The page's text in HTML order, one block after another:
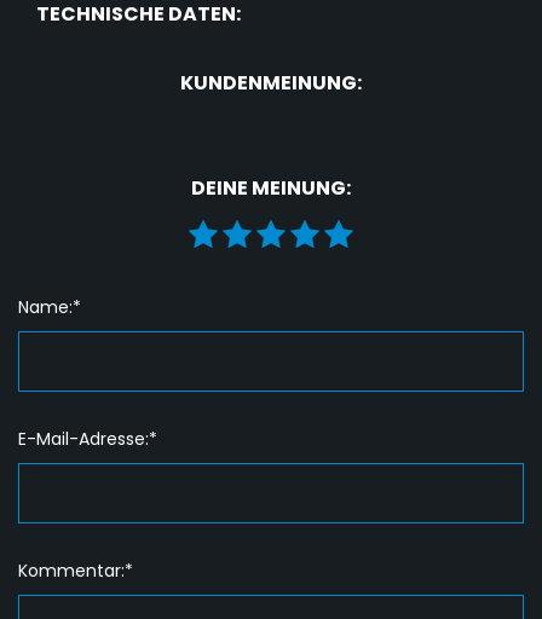
TECHNISCHE DATEN:
KUNDENMEINUNG:
DEINE MEINUNG:
Name:*
E-Mail-Adresse:*
Kommentar:*